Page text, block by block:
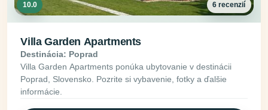
10.0 6 recenzií
Villa Garden Apartments
Destinácia: Poprad
Villa Garden Apartments ponúka ubytovanie v destinácii
Poprad, Slovensko. Pozrite si vybavenie, fotky a ďalšie
informácie.